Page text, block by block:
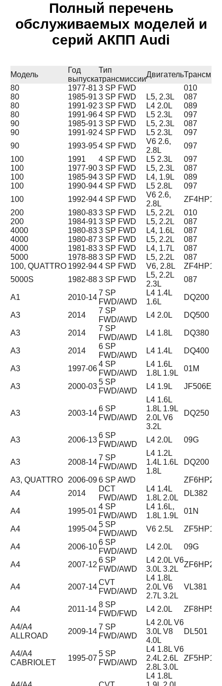
Полный перечень
обслуживаемых моделей и
серий АКПП Audi
Модель
Год
выпуска
Тип
трансмиссии
Двигатель
80
1977-81 3 SP FWD
010
80
1985-91 3 SP FWD L5, 2.3L
087
80
1991-92 3 SP FWD L4 2.0L
089
80
1991-964 SP FWD L5 2.3L
097
90
1985-91 3 SP FWD L5, 2.3L
087
90
1991-92 4 SP FWD L5 2.3L
097
90
1993-954 SP FWD
V6 2.6,
2.8L
097
100
1991 4 SP FWD L5 2.3L
097
100
1977-903 SP FWD L5, 2.3L
087
100
1985-943 SP FWD L4, 1.9L
089
100
1990-944 SP FWD L5 2.8L
097
100
1992-944 SP FWD
V6 2.6,
2.8L
ZF4HP18
200
1980-833 SP FWD L5, 2.2L
010
200
1984-91 3 SP FWD L5, 2.2L
087
4000
1980-833 SP FWD L4, 1.6L
087
4000
1980-87 3 SP FWD L5, 2.2L
087
4000
1981-833 SP FWD L4, 1.7L
087
5000
1978-883 SP FWD L5, 2.2L
087
100, QUATTRO 1992-944 SP FWD V6, 2.8L
5000S
1982-883 SP FWD
L5, 2.2L
2.3L
087
A1 2010-14
7 SP
FWD/AWD
L4 1.4L
1.6L
DQ200
A3 2014
7 SP
FWD/AWD
L4 2.0L DQ500
A3 2014
7 SP
FWD/AWD
L4 1.8L DQ380
A3 2014
6 SP
FWD/AWD
L4 1.4L DQ400
A3 1997-06
4 SP
FWD/AWD
L4 1.6L
1.8L 1.9L
01M
A3 2000-03
5 SP
FWD/AWD
L4 1.9L JF506E
A3 2003-14
6 SP
FWD/AWD
L4 1.6L
1.8L 1.9L
2.0L V6
3.2L
DQ250
A3 2006-13
6 SP
FWD/AWD
L4 2.0L 09G
A3 2008-14
7 SP
FWD/AWD
L4 1.2L
1.4L 1.6L
1.8L
DQ200
A3, QUATTRO 2006-096 SP AWD
A4
2014
DCT
FWD/AWD
L4 1.4L
1.8L 2.0L
DL382
A4 1995-01
4 SP
FWD/AWD
L4 1.6L,
1.8L 1.9L
01N
A4 1995-04
5 SP
FWD/AWD
V6 2.5L
A4 2006-10
6 SP
FWD/AWD
L4 2.0L 09G
A4 2007-12
6 SP
FWD/AWD
L4 2.0L V6
3.0L 3.2L
A4 2007-14
CVT
FWD/AWD
L4 1.8L
2.0L V6
2.7L 3.2L
VL381
A4 2011-14
8 SP
FWD/FWD
L4 2.0L
A4/A4
ALLROAD
2009-14
7 SP
FWD/AWD
L4 2.0L V6
3.0L V8
4.0L
DL501
A4/A4
CABRIOLET
1995-07
5 SP
FWD/AWD
L4 1.8L V6
2.4L 2.6L
2.8L 3.0L
L4 1.8L